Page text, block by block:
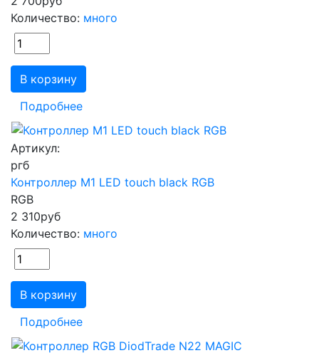
Количество: много
В корзину
Подробнее
Артикул:
ргб
Контроллер M1 LED touch black RGB
RGB
2 310руб
Количество: много
В корзину
Подробнее